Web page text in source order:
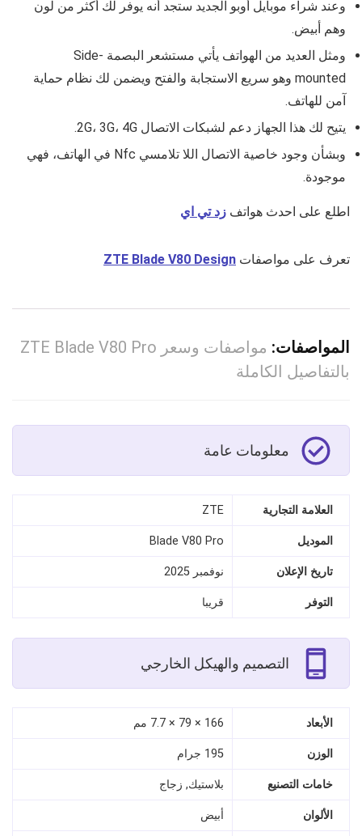
وعند شراء موبايل أوبو الجديد ستجد أنه يوفر لك أكثر من لون
وهم أبيض.
ومثل العديد من الهواتف يأتي مستشعر البصمة Side-
mounted وهو سريع الاستجابة والفتح ويضمن لك نظام حماية
آمن للهاتف.
يتيح لك هذا الجهاز دعم لشبكات الاتصال 2G، 3G، 4G.
وبشأن وجود خاصية الاتصال اللا تلامسي Nfc في الهاتف، فهي
موجودة.
اطلع على احدث هواتف زد تي اي
تعرف على مواصفات ZTE Blade V80 Design
المواصفات:
مواصفات وسعر ZTE Blade V80 Pro
بالتفاصيل الكاملة
معلومات عامة
العلامة التجارية ZTE
الموديل Blade V80 Pro
تاريخ الإعلان نوفمبر 2025
التوفر قريبا
التصميم والهيكل الخارجي
الأبعاد 166 × 79 × 7.7 مم
الوزن 195 جرام
خامات التصنيع بلاستيك, زجاج
الألوان أبيض